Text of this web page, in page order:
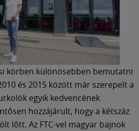
körben különösebben bemutatni
és 2015 között már szerepelt a
egyik kedvencének
hozzájárult, hogy a kétszáz
lőtt. Az FTC-vel magyar bajnok